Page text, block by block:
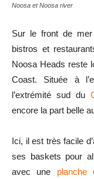
Noosa et Noosa river
Sur le front de mer
bistros et
Noosa Heads reste
Coast. Située à
l’extrémité sud du
encore la part belle
Ici, il est très facile
ses baskets pour
avec une planche